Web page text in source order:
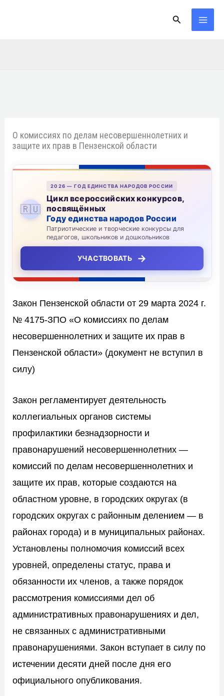
Поиск
О комиссиях по делам несовершеннолетних и
защите их прав в Пензенской области
🇷🇺
2026 — ГОД ЕДИНСТВА НАРОДОВ РОССИИ
Цикл всероссийских конкурсов,
посвящённых
Году единства народов России
Патриотические и творческие конкурсы для
педагогов, школьников и дошкольников
УЧАСТВОВАТЬ →
Закон Пензенской области от 29 марта 2024 г.
№ 4175-ЗПО «О комиссиях по делам
несовершеннолетних и защите их прав в
Пензенской области» (документ не вступил в
силу)
Закон регламентирует деятельность
коллегиальных органов системы
профилактики безнадзорности и
правонарушений несовершеннолетних —
комиссий по делам несовершеннолетних и
защите их прав, которые создаются на
областном уровне, в городских округах (в
городских округах с районным делением — в
районах города) и в муниципальных районах.
Установлены полномочия комиссий всех
уровней, определены статус, права и
обязанности их членов, а также порядок
рассмотрения комиссиями дел об
административных правонарушениях и дел,
не связанных с административными
правонарушениями. Закон вступает в силу по
истечении десяти дней после дня его
официального опубликования.